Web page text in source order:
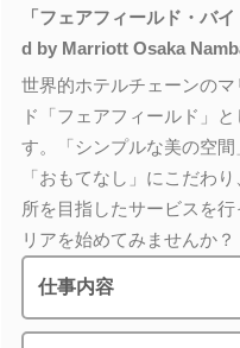
「フェアフィールド・バ
d by Marriott Osaka
世界的ホテルチェーンの
ド「フェアフィールド」
す。「シンプルな美の空
「おもてなし」にこだわ
所を目指したサービスを
リアを始めてみませんか？
仕事内容